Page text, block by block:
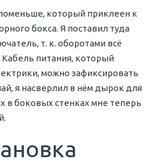
который приклеен к
бокса. Я поставил туда
т. к. оборотами всё
Кабель питания, который
можно зафиксировать
я насверлил в нём дырок для
в боковых стенках мне теперь